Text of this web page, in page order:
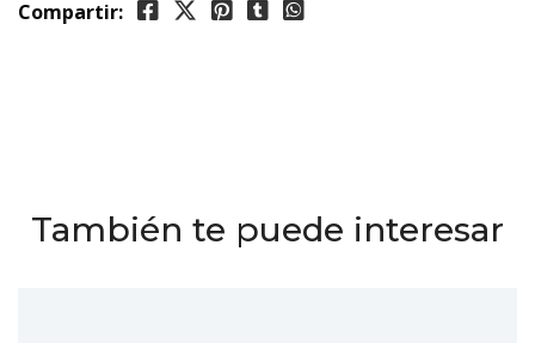
Compartir:
También te puede interesar